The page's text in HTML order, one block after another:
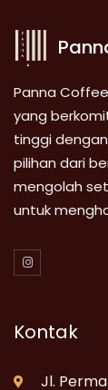
Panna
yang
tinggi
pilihan dari
mengolah
untuk
Kontak
Jl.